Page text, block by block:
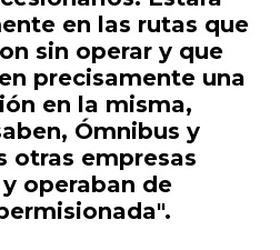
en las rutas que
sin operar y que
precisamente una
en la misma,
Ómnibus y
otras empresas
operaban de